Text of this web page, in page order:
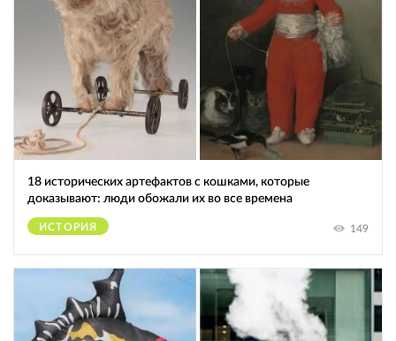
18 исторических артефактов с кошками, которые
доказывают: люди обожали их во все времена
ИСТОРИЯ 149